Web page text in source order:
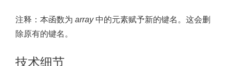
注释： 本函数为 array中的元素赋予新的键名。这会删
除原有的键名。
技术细节